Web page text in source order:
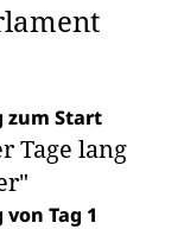
zum Start
Tage lang
Tag 1